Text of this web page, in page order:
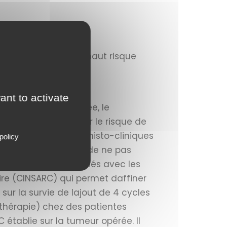
utérin localisé à haut risque
de forme localisée, le
visant à diminuer le risque de
pronostiques histo-cliniques
est donc de ne pas
être identifiés avec les
(CINSARC) qui permet daffiner
la survie de lajout de 4 cycles
chez des patientes
établie sur la tumeur opérée. Il
to activate